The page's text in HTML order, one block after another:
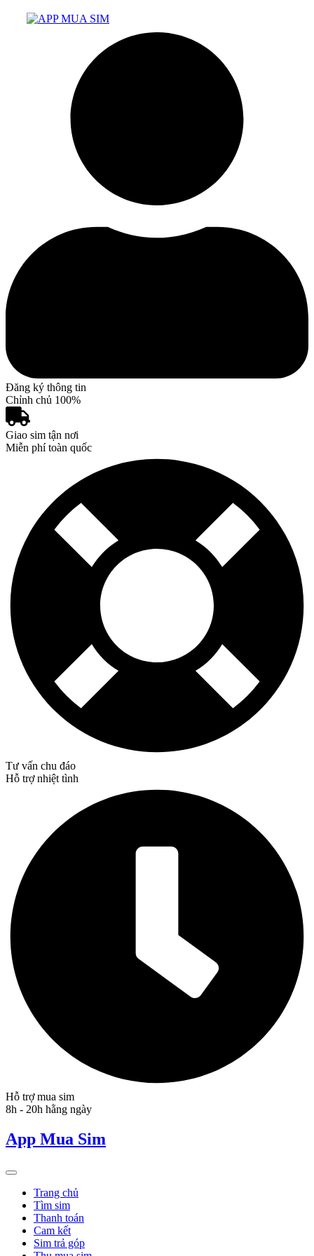
Đăng ký thông tin
Chỉnh chủ 100%
Giao sim tận nơi
Miễn phí toàn quốc
Tư vấn chu đáo
Hỗ trợ nhiệt tình
Hỗ trợ mua sim
8h - 20h hằng ngày
App Mua Sim
Trang chủ
Tìm sim
Thanh toán
Cam kết
Sim trả góp